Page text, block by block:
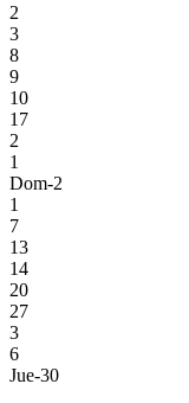
2
3
8
9
10
17
2
1
Dom-2
1
7
13
14
20
27
3
6
Jue-30